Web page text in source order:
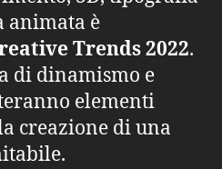
animata è
Trends 2022.
di dinamismo e
elementi
creazione di una